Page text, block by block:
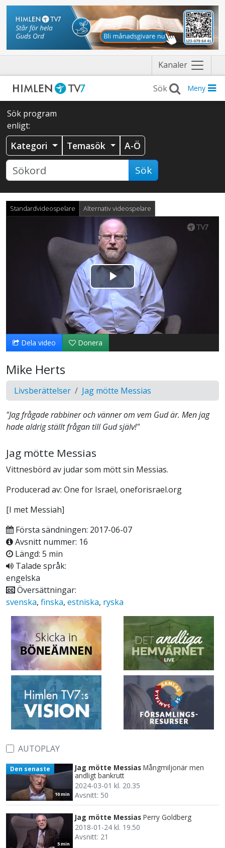
Kanaler Näytä
valikko
Meny
Sök program
enligt:
Kategori Temasök A-Ö
Sök
Standardvideospelare Alternativ videospelare
Spela
upp
video
Dela video Donera
Mike Herts
Livsberättelser Jag mötte Messias
"Jag frågade rabbiner och vänner om vem Gud är. Men jag
hade aldrig ställt frågan till Gud själv!"
Jag mötte Messias
Vittnesbörd av judar som mött sin Messias.
Producerad av: One for Israel, oneforisrael.org
[I met Messiah]
Första sändningen: 2017-06-07
Avsnitt nummer: 16
Längd: 5 min
Talade språk:
engelska
Översättningar:
svenska, finska, estniska, ryska
AUTOPLAY
10 min
Den senaste Jag mötte Messias Mångmiljonär men
andligt bankrutt
2024-03-01 kl. 20.35
Avsnitt: 50
5 min
Jag mötte Messias Perry Goldberg
2018-01-24 kl. 19.50
Avsnitt: 21